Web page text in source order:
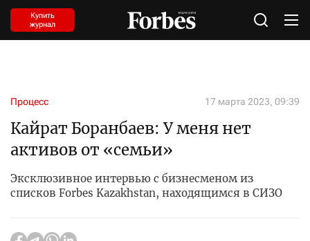
Купить
журнал
Процесс 17 марта 2023, 09:39
Кайрат Боранбаев: У меня нет
активов от «семьи»
Эксклюзивное интервью с бизнесменом из
списков Forbes Kazakhstan, находящимся в СИЗО